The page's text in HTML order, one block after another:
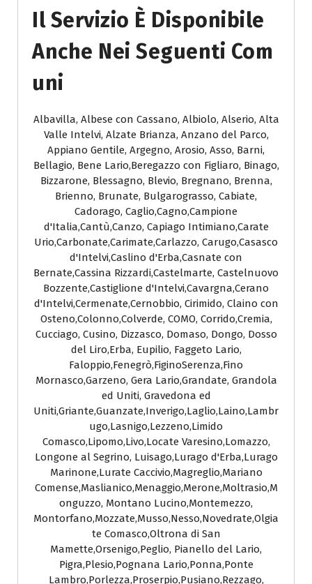
Il Servizio È Disponibile
Anche Nei Seguenti Com
Uni
Albavilla, Albese con Cassano, Albiolo, Alserio, Alta
Valle Intelvi, Alzate Brianza, Anzano del Parco,
Appiano Gentile, Argegno, Arosio, Asso, Barni,
Bellagio, Bene Lario,Beregazzo con Figliaro, Binago,
Bizzarone, Blessagno, Blevio, Bregnano, Brenna,
Brienno, Brunate, Bulgarograsso, Cabiate,
Cadorago, Caglio,Cagno,Campione
d'Italia,Cantù,Canzo, Capiago Intimiano,Carate
Urio,Carbonate,Carimate,Carlazzo, Carugo,Casasco
d'Intelvi,Caslino d'Erba,Casnate con
Bernate,Cassina Rizzardi,Castelmarte, Castelnuovo
Bozzente,Castiglione d'Intelvi,Cavargna,Cerano
d'Intelvi,Cermenate,Cernobbio, Cirimido, Claino con
Osteno,Colonno,Colverde, COMO, Corrido,Cremia,
Cucciago, Cusino, Dizzasco, Domaso, Dongo, Dosso
del Liro,Erba, Eupilio, Faggeto Lario,
Faloppio,Fenegrò,FiginoSerenza,Fino
Mornasco,Garzeno, Gera Lario,Grandate, Grandola
ed Uniti, Gravedona ed
Uniti,Griante,Guanzate,Inverigo,Laglio,Laino,Lambr
ugo,Lasnigo,Lezzeno,Limido
Comasco,Lipomo,Livo,Locate Varesino,Lomazzo,
Longone al Segrino, Luisago,Lurago d'Erba,Lurago
Marinone,Lurate Caccivio,Magreglio,Mariano
Comense,Maslianico,Menaggio,Merone,Moltrasio,M
onguzzo, Montano Lucino,Montemezzo,
Montorfano,Mozzate,Musso,Nesso,Novedrate,Olgia
te Comasco,Oltrona di San
Mamette,Orsenigo,Peglio, Pianello del Lario,
Pigra,Plesio,Pognana Lario,Ponna,Ponte
Lambro,Porlezza,Proserpio,Pusiano,Rezzago,